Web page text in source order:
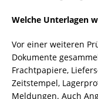
Welche Unterlagen
Vor einer weiteren
Dokumente
Frachtpapiere,
Zeitstempel,
Meldungen. Auch